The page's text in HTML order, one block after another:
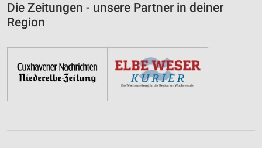
Die Zeitungen - unsere Partner in deiner
Region